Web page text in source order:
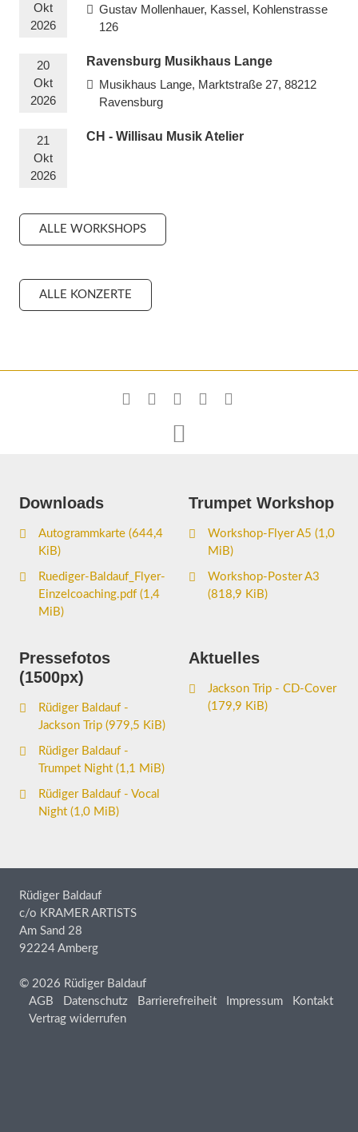
Okt
2026
Gustav Mollenhauer, Kassel, Kohlenstrasse
126
20
Okt
2026
Ravensburg Musikhaus Lange
Musikhaus Lange, Marktstraße 27, 88212
Ravensburg
21
Okt
2026
CH - Willisau Musik Atelier
ALLE WORKSHOPS
ALLE KONZERTE

Downloads
Autogrammkarte (644,4
KiB)
Ruediger-Baldauf_Flyer-
Einzelcoaching.pdf (1,4
MiB)
Trumpet Workshop
Workshop-Flyer A5 (1,0
MiB)
Workshop-Poster A3
(818,9 KiB)
Pressefotos
(1500px)
Rüdiger Baldauf -
Jackson Trip (979,5 KiB)
Rüdiger Baldauf -
Trumpet Night (1,1 MiB)
Rüdiger Baldauf - Vocal
Night (1,0 MiB)
Aktuelles
Jackson Trip - CD-Cover
(179,9 KiB)
Rüdiger Baldauf
c/o KRAMER ARTISTS
Am Sand 28
92224 Amberg
© 2026 Rüdiger Baldauf
AGB
Datenschutz Barrierefreiheit Impressum
Kontakt
Vertrag widerrufen